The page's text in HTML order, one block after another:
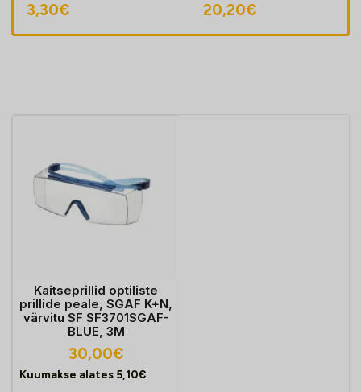
3,30€
sobib LIGHTER pesa
20,20€
Kaitseprillid optiliste
prillide peale, SGAF K+N,
värvitu SF SF3701SGAF-
BLUE, 3M
30,00€
Kuumakse alates 5,10€